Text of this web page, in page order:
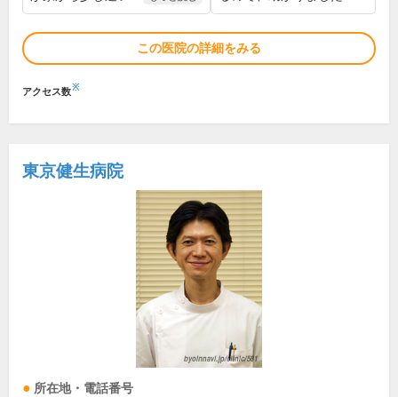
この医院の詳細をみる
アクセス数※
東京健生病院
所在地・電話番号